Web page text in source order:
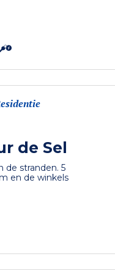
de Sel
de stranden. 5
en de winkels